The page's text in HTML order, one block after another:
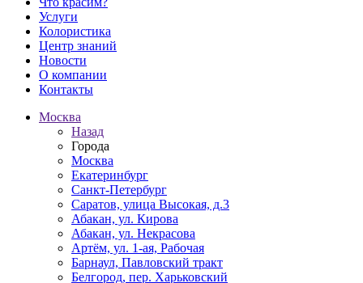
Услуги
Колористика
Центр знаний
Новости
О компании
Контакты
Москва
Назад
Города
Москва
Екатеринбург
Санкт-Петербург
Саратов, улица Высокая, д.3
Абакан, ул. Кирова
Абакан, ул. Некрасова
Артём, ул. 1-ая, Рабочая
Барнаул, Павловский тракт
Белгород, пер. Харьковский